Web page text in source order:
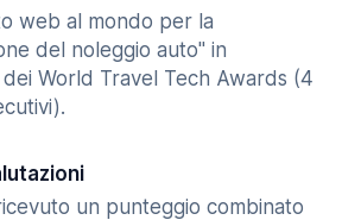
web al mondo per la
del noleggio auto" in
World Travel Tech Awards (4
un punteggio combinato